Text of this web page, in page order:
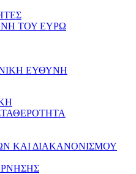
ΤΟΥ ΕΥΡΩ
ΕΥΘΥΝΗ
ΚΑΙ ΔΙΑΚΑΝΟΝΙΣΜΟΥ